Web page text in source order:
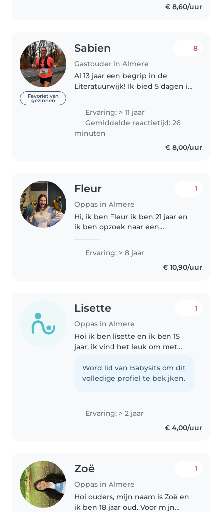
€ 8,60/uur
Favoriet van
gezinnen
Sabien
Gastouder in Almere
8
Al 13 jaar een begrip in de
Literatuurwijk! Ik bied 5 dagen in
heb nog wat plekjes vrij, dus
stuur me een berichtje zodat we
kunnen kijken wat we voor..
Ervaring: > 11 jaar
Gemiddelde reactietijd: 26
minuten
€ 8,00/uur
Fleur
Oppas in Almere
1
Hi, ik ben Fleur ik ben 21 jaar en
ik ben opzoek naar een
pabo). Ik heb veel ervaring met
kinderen. Ik heb zelf een zusje
van 9 op wie ik heb gepast..
Ervaring: > 8 jaar
€ 10,90/uur
Lisette
Oppas in Almere
1
Hoi ik ben lisette en ik ben 15
jaar, ik vind het leuk om met
leuk om met mijn buurkinderen
te spelen en ik pas soms op ze
Word lid van Babysits om dit
volledige profiel te bekijken.
Ervaring: > 2 jaar
€ 4,00/uur
Zoë
Oppas in Almere
1
Hoi ouders, mijn naam is Zoë en
ik ben 18 jaar oud. Voor mijn